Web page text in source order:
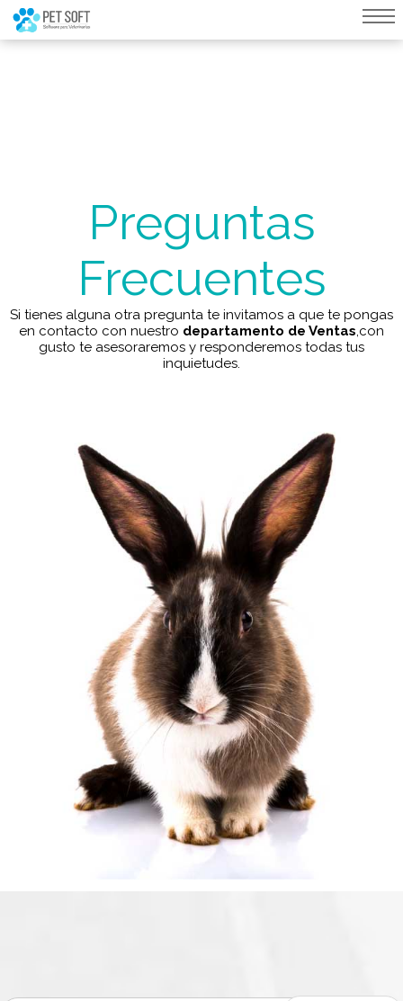
query failed, Table 'nwproject5_petsoft.preload_images' doesn't exist::SQL
Query: /*qc=on*/ select * from preload_images where pagina=170
Preguntas
Frecuentes
Si tienes alguna otra pregunta te invitamos a que te pongas
en contacto con nuestro departamento de Ventas,con
gusto te asesoraremos y responderemos todas tus
inquietudes.